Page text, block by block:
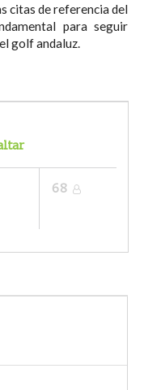
citas de referencia del
para seguir
golf andaluz.
68